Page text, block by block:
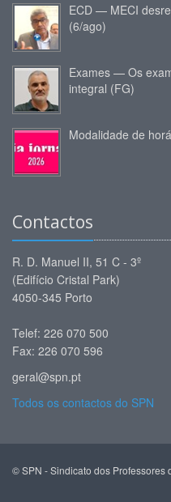
ECD — MECI
(6/ago)
Exames — Os
integral (FG)
Modalidade de
Contactos
R. D. Manuel II, 51 C - 3º
(Edifício Cristal Park)
4050-345 Porto
Telef: 226 070 500
Fax: 226 070 596
geral@spn.pt
Todos os contactos do SPN
© SPN - Sindicato dos Professores